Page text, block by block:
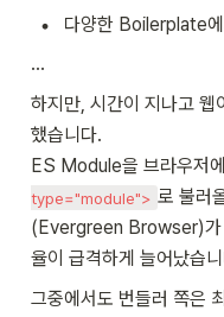
• 다양한 Boilerplate
...
하지만, 시간이 지나고 웹
했습니다.
ES Module을 브라우저
type="module"> 로 불러
(Evergreen Browser)가
율이 급격하게 늘어났습
그중에서도 번들러 쪽은